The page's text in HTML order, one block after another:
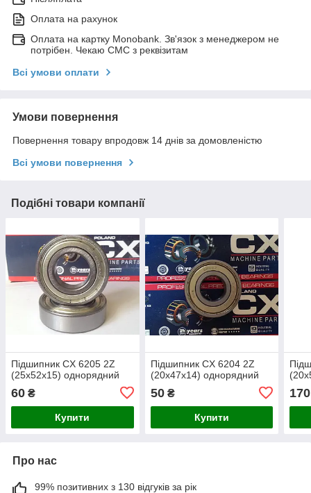
Оплата на рахунок
Оплата на картку Monobank. Зв'язок з менеджером не
потрібен. Чекаю СМС з реквізитам
Всі умови оплати
Умови повернення
Повернення товару впродовж 14 днів за домовленістю
Всі умови повернення
Подібні товари компанії
Підшипник CX 6205 2Z
(25x52x15) однорядний
60 ₴
Купити
Підшипник CX 6204 2Z
(20x47x14) однорядний
50₴
Купити
170
Про нас
99% позитивних з 130 відгуків за рік